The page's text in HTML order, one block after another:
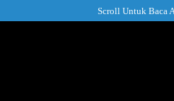
ke
Scroll Untuk Baca